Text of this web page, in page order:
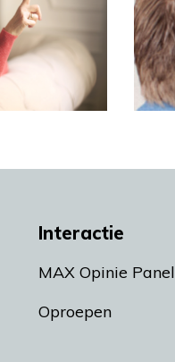
Interactie
MAX Opinie Panel
Oproepen